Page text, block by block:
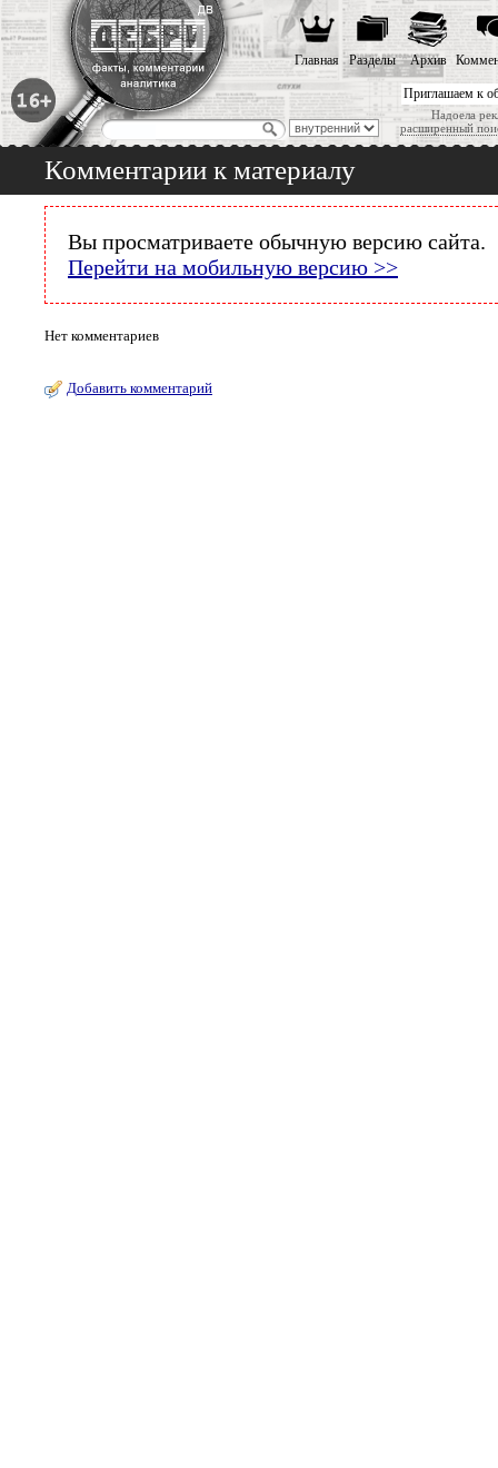
Приглашаем к
Надоела
расширенный
Главная Разделы Архив
Комментарии к материалу
Вы просматриваете обычную версию сайта.
Перейти на мобильную версию >>
Нет комментариев
Добавить комментарий